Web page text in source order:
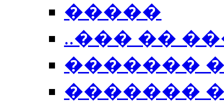
�����
..��� ��
�������
�������